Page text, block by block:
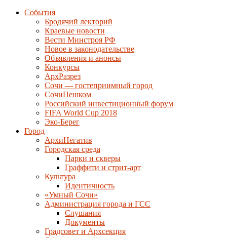
События
Бродячий лекторий
Краевые новости
Вести Минстроя РФ
Новое в законодательстве
Объявления и анонсы
Конкурсы
АрхРазрез
Сочи — гостеприимный город
СочиПешком
Российский инвестиционный форум
FIFA World Cup 2018
Эко-Берег
Город
АрхиНегатив
Городская среда
Парки и скверы
Граффити и стрит-арт
Культура
Идентичность
«Умный Сочи»
Администрация города и ГСС
Слушания
Документы
Градсовет и Архсекция